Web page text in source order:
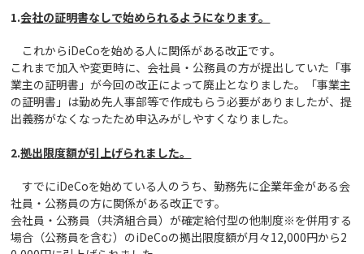
1.会社の証明書なしで始められるようになります。
これからiDeCoを始める人に関係がある改正です。
これまで加入や変更時に、会社員・公務員の方が提出していた「事
業主の証明書」が今回の改正によって廃止となりました。「事業主
の証明書」は勤め先人事部等で作成もらう必要がありましたが、提
出義務がなくなったため申込みがしやすくなりました。
2.拠出限度額が引上げられました。
すでにiDeCoを始めている人のうち、勤務先に企業年金がある会
社員・公務員の方に関係がある改正です。
会社員・公務員（共済組合員）が確定給付型の他制度※を併用する
場合（公務員を含む）のiDeCoの拠出限度額が月々12,000円から2